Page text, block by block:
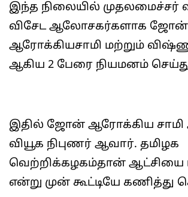
இந்த நிலையில் முதலமைச்சர்
விசேட ஆலோசகர்களாக ஜோன்
ஆரோக்கியசாமி மற்றும்
ஆகிய 2 பேரை நியமனம்
இதில் ஜோன் ஆரோக்கிய சாமி
வியூக நிபுணர் ஆவார். தமிழக
வெற்றிக்கழகம்தான் ஆட்சியை
என்று முன் கூட்டியே